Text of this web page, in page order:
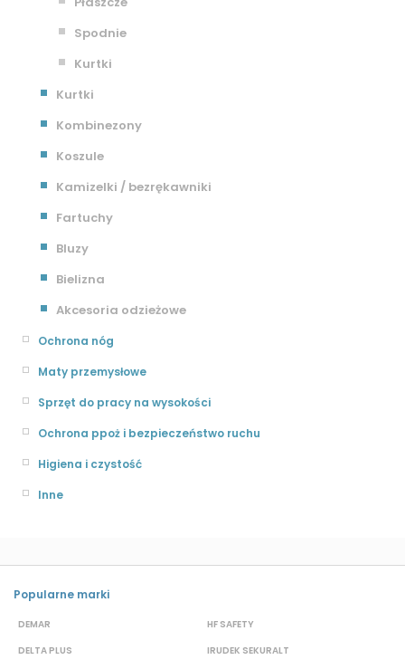
Spodnie
Kurtki
Kurtki
Kombinezony
Koszule
Kamizelki / bezrękawniki
Fartuchy
Bluzy
Bielizna
Akcesoria odzieżowe
Ochrona nóg
Maty przemysłowe
Sprzęt do pracy na wysokości
Ochrona ppoż i bezpieczeństwo ruchu
Higiena i czystość
Inne
Popularne marki
DEMAR
DELTA PLUS
HF SAFETY
IRUDEK SEKURALT